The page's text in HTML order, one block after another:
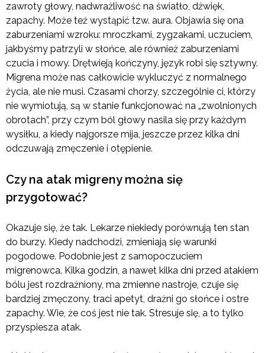
zawroty głowy, nadwrażliwość na światło, dźwięk,
zapachy. Może też wystąpić tzw. aura. Objawia się ona
zaburzeniami wzroku: mroczkami, zygzakami, uczuciem,
jakbyśmy patrzyli w słońce, ale również zaburzeniami
czucia i mowy. Drętwieją kończyny, język robi się sztywny.
Migrena może nas całkowicie wykluczyć z normalnego
życia, ale nie musi. Czasami chorzy, szczególnie ci, którzy
nie wymiotują, są w stanie funkcjonować na „zwolnionych
obrotach”, przy czym ból głowy nasila się przy każdym
wysiłku, a kiedy najgorsze mija, jeszcze przez kilka dni
odczuwają zmęczenie i otępienie.
Czy na atak migreny można się
przygotować?
Okazuje się, że tak. Lekarze niekiedy porównują ten stan
do burzy. Kiedy nadchodzi, zmieniają się warunki
pogodowe. Podobnie jest z samopoczuciem
migrenowca. Kilka godzin, a nawet kilka dni przed atakiem
bólu jest rozdrażniony, ma zmienne nastroje, czuje się
bardziej zmęczony, traci apetyt, drażni go słońce i ostre
zapachy. Wie, że coś jest nie tak. Stresuje się, a to tylko
przyspiesza atak.